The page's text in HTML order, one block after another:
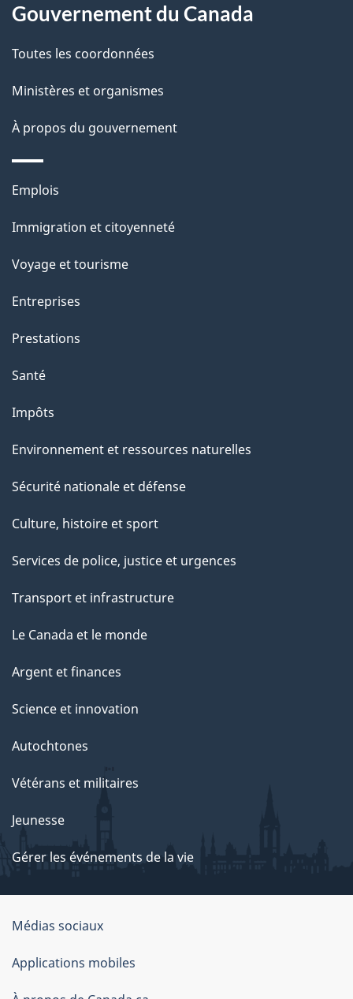
i
l
s
d
e
l
a
p
a
g
e
propos
de
ce
site
Gouvernement du Canada
Toutes les coordonnées
Ministères et organismes
À propos du gouvernement
Thèmes
sujets
Emplois
Immigration et citoyenneté
Voyage et tourisme
Entreprises
Prestations
Santé
Impôts
Environnement et ressources naturelles
Sécurité nationale et défense
Culture, histoire et sport
Services de police, justice et urgences
Transport et infrastructure
Le Canada et le monde
Argent et finances
Science et innovation
Autochtones
Vétérans et militaires
Jeunesse
Gérer les événements de la vie
Organisation
du
gouvernement
Médias sociaux
Applications mobiles